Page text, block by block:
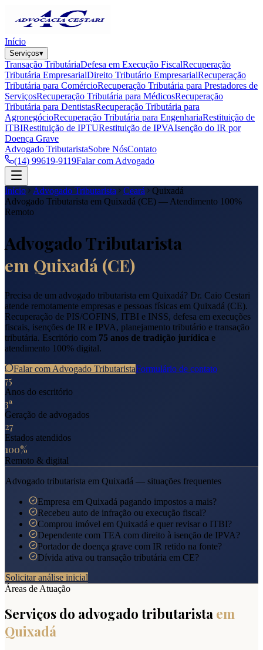
Início
Serviços▾
Transação TributáriaDefesa em Execução FiscalRecuperação
Tributária EmpresarialDireito Tributário EmpresarialRecuperação
Tributária para ComércioRecuperação Tributária para Prestadores de
ServiçosRecuperação Tributária para MédicosRecuperação
Tributária para DentistasRecuperação Tributária para
AgronegócioRecuperação Tributária para EngenhariaRestituição de
ITBIRestituição de IPTURestituição de IPVAIsenção do IR por
Doença Grave
Advogado TributaristaSobre NósContato
(14) 99619-9119Falar com Advogado
Início Advogado Tributarista Ceará
Quixadá
Advogado Tributarista em Quixadá (CE) — Atendimento 100%
Remoto
Advogado Tributarista
em Quixadá (CE)
Precisa de um advogado tributarista em Quixadá? Dr. Caio Cestari
atende remotamente empresas e pessoas físicas em Quixadá (CE).
Recuperação de PIS/COFINS, ITBI e INSS, defesa em execuções
fiscais, isenções de IR e IPVA, planejamento tributário e transação
tributária. Escritório com 75 anos de tradição jurídica e
atendimento 100% digital.
Falar com Advogado TributaristaFormulário de contato
75
Anos do escritório
3ª
Geração de advogados
27
Estados atendidos
100%
Remoto & digital
Advogado tributarista em Quixadá — situações frequentes
Empresa em Quixadá pagando impostos a mais?
Recebeu auto de infração ou execução fiscal?
Comprou imóvel em Quixadá e quer revisar o ITBI?
Dependente com TEA com direito à isenção de IPVA?
Portador de doença grave com IR retido na fonte?
Dívida ativa ou transação tributária em CE?
Solicitar análise inicial
Áreas de Atuação
Serviços do advogado tributarista em
Quixadá